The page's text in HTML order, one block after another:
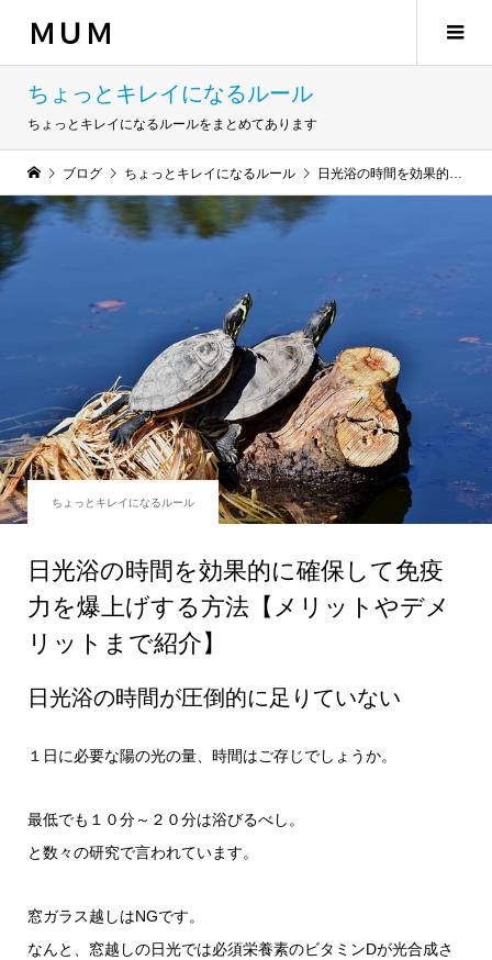
ＭＵＭ
ちょっとキレイになるルール
ちょっとキレイになるルールをまとめてあります
ブログ ちょっとキレイになるルール 日光浴の時間を効果的に確保して免疫力を爆上げする方法【メリットやデメリットまで紹介】
ちょっとキレイになるルール
日光浴の時間を効果的に確保して免疫
力を爆上げする方法【メリットやデメ
リットまで紹介】
日光浴の時間が圧倒的に足りていない
１日に必要な陽の光の量、時間はご存じでしょうか。
最低でも１０分～２０分は浴びるべし。
と数々の研究で言われています。
窓ガラス越しはNGです。
なんと、窓越しの日光では必須栄養素のビタミンDが光合成さ